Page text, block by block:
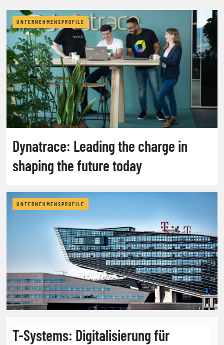
UNTERNEHMENSPROFILE
Dynatrace: Leading the charge in
shaping the future today
UNTERNEHMENSPROFILE
T-Systems: Digitalisierung für